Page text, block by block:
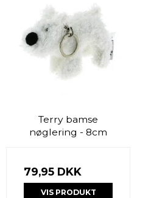
Terry bamse
nøglering - 8cm
79,95 DKK
VIS PRODUKT